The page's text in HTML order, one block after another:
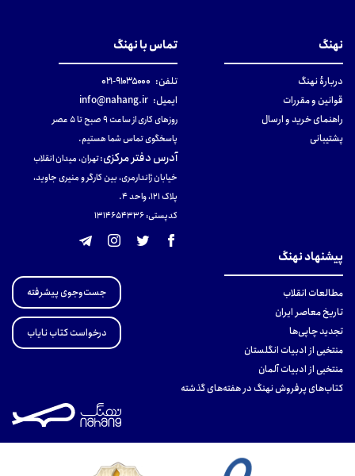
نهنگ
دربارهٔ نهنگ
قوانین و مقررات
راهنمای خرید و ارسال
پشتیبانی
تماس با نهنگ
تلفن: ۹۱۰۳۵۰۰۰-۰۲۱
ایمیل: info@nahang.ir
روزهای کاری از ساعت ۹ صبح تا ۵ عصر
پاسخگوی تماس شما هستیم.
آدرس دفتر مرکزی:تهران، میدان انقلاب
خیابان ژاندارمری، بین کارگر و منیری جاوید،
پلاک 121، واحد ۴.
کدپستی: 131465433۶
پیشنهاد نهنگ
مطالعات انقلاب
تاریخ معاصر ایران
تجدید چاپی‌ها
منتخبی از ادبیات انگلستان
منتخبی از ادبیات آلمان
کتاب‌های پرفروش نهنگ در هفته‌های گذشته
جست‌وجوی پیشرفته
درخواست کتاب نایاب